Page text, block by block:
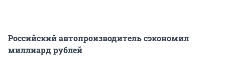
Российский автопроизводитель сэкономил
миллиард рублей